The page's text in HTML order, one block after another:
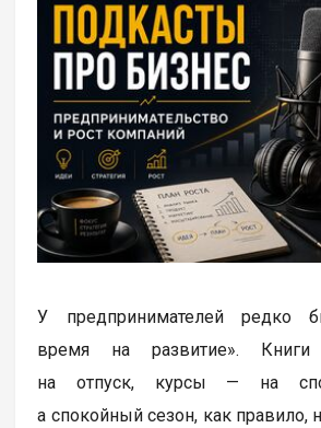
У предпринимателей редко
время на развитие». Книги
на отпуск, курсы — на
а спокойный сезон, как правило,